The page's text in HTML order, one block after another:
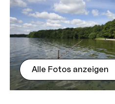
Alle Fotos anzeigen